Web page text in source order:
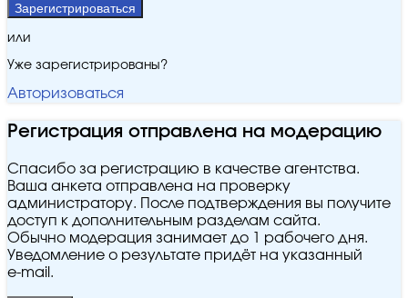
Зарегистрироваться
или
Уже зарегистрированы?
Авторизоваться
Регистрация отправлена на модерацию
Спасибо за регистрацию в качестве агентства.
Ваша анкета отправлена на проверку
администратору. После подтверждения вы получите
доступ к дополнительным разделам сайта.
Обычно модерация занимает до 1 рабочего дня.
Уведомление о результате придёт на указанный
e‑mail.